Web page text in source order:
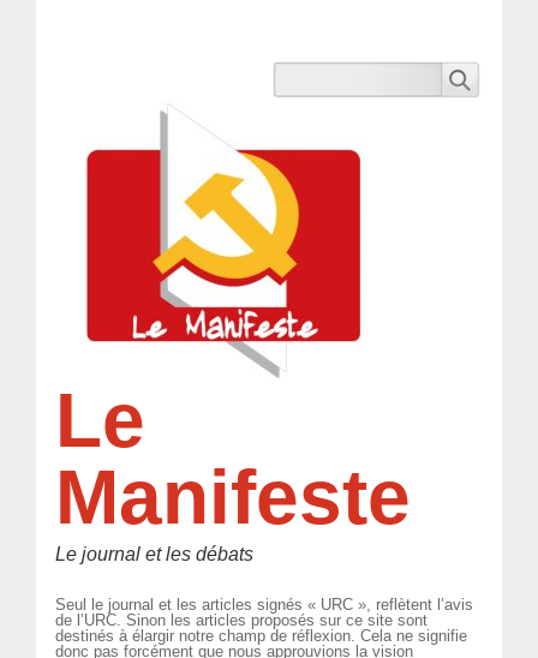
Le
Manifeste
Le journal et les débats
Seul le journal et les articles signés « URC », reflètent l’avis
de l’URC. Sinon les articles proposés sur ce site sont
destinés à élargir notre champ de réflexion. Cela ne signifie
donc pas forcément que nous approuvions la vision